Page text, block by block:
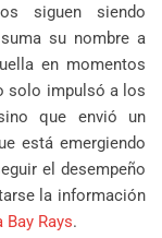
siguen siendo
su nombre a
en momentos
solo impulsó a los
que envió un
está emergiendo
el desempeño
la información
Rays.